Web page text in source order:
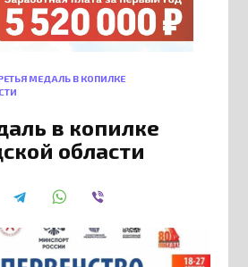
МЕДАЛЬ В КОПИЛКЕ
в копилке
области